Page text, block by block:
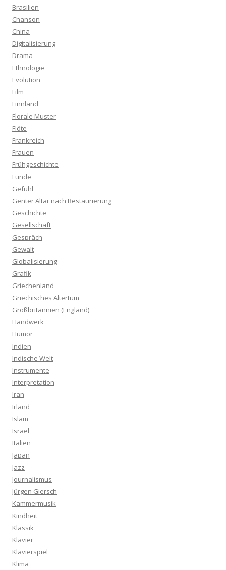
Brasilien
Chanson
China
Digitalisierung
Drama
Ethnologie
Evolution
Film
Finnland
Florale Muster
Flöte
Frankreich
Frauen
Frühgeschichte
Funde
Gefühl
Genter Altar nach Restaurierung
Geschichte
Gesellschaft
Gespräch
Gewalt
Globalisierung
Grafik
Griechenland
Griechisches Altertum
Großbritannien (England)
Handwerk
Humor
Indien
Indische Welt
Instrumente
Interpretation
Iran
Irland
Islam
Israel
Italien
Japan
Jazz
Journalismus
Jürgen Giersch
Kammermusik
Kindheit
Klassik
Klavier
Klavierspiel
Klima